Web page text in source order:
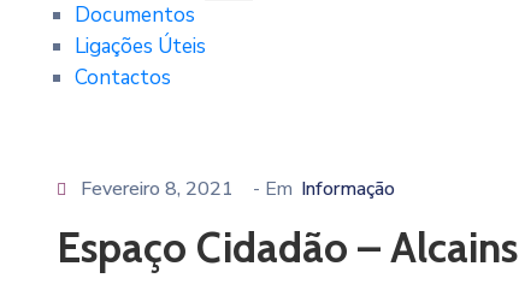
Documentos
Ligações Úteis
Contactos
Fevereiro 8, 2021 - Em Informação
Espaço Cidadão – Alcains